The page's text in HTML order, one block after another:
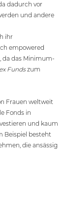
dadurch vor
und andere
ihr
empowered
da das Minimum-
Funds zum
Frauen weltweit
Fonds in
und kaum
Beispiel besteht
die ansässig